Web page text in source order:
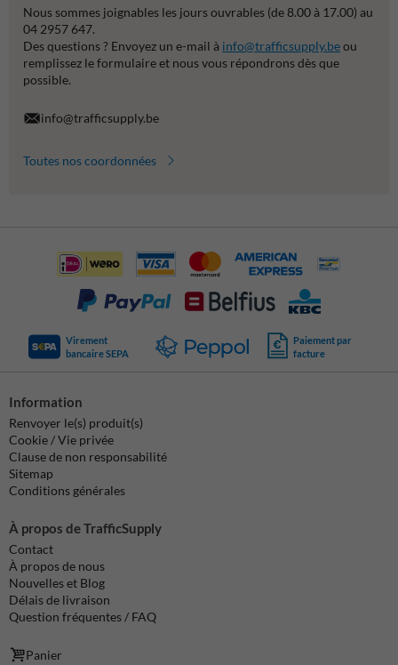
Nous sommes joignables les jours ouvrables (de 8.00 à 17.00) au
04 2957 647.
Des questions ? Envoyez un e-mail à info@trafficsupply.beou
remplissez le formulaire et nous vous répondrons dès que
possible.
info@trafficsupply.be
Toutes nos coordonnées
Virement
bancaire SEPA
Paiement par
facture
Information
Renvoyer le(s) produit(s)
Cookie / Vie privée
Clause de non responsabilité
Sitemap
Conditions générales
À propos de TrafficSupply
Contact
À propos de nous
Nouvelles et Blog
Délais de livraison
Question fréquentes / FAQ
Panier